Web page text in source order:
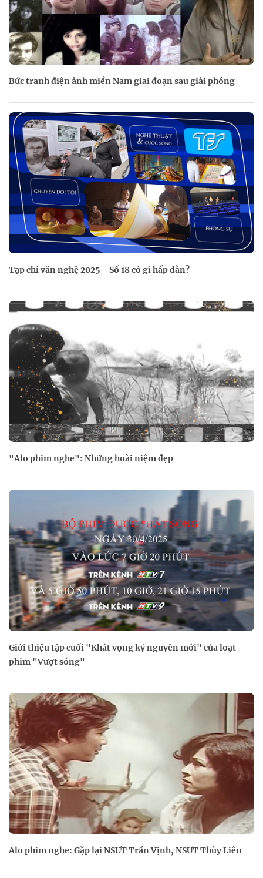
Bức tranh điện ảnh miền Nam giai đoạn sau giải phóng
Tạp chí văn nghệ 2025 - Số 18 có gì hấp dẫn?
"Alo phim nghe": Những hoài niệm đẹp
Giới thiệu tập cuối "Khát vọng kỷ nguyên mới" của loạt
phim "Vượt sóng"
Alo phim nghe: Gặp lại NSƯT Trần Vịnh, NSƯT Thùy Liên